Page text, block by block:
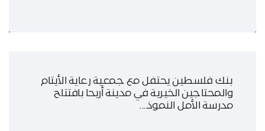
بنك فلسطين يحتفل مع جمعية رعاية الأيتام
والمحتاجين الخيرية في مدينة أريحا بافتتاح
مدرسة الأمل النموذ...